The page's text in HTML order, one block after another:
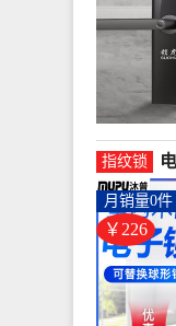
指纹锁
￥226
月销量0件